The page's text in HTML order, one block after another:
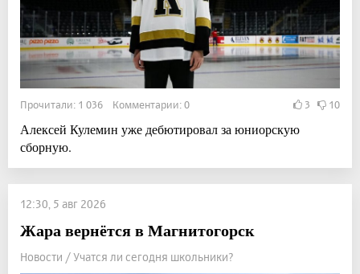
Прочитали: 1 036 Комментарии: 0 3 10
Алексей Кулемин уже дебютировал за юниорскую
сборную.
12:30, 5 авг 2026
Жара вернётся в Магнитогорск
Новости / Учатся ли сегодня школьники?